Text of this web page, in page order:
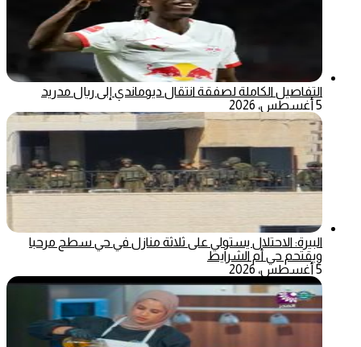
التفاصيل الكاملة لصفقة انتقال ديوماندي إلى ريال مدريد
5 أغسطس، 2026
البيرة: الاحتلال يستولي على ثلاثة منازل في حي سطح مرحبا
ويقتحم حي أم الشرايط
5 أغسطس، 2026